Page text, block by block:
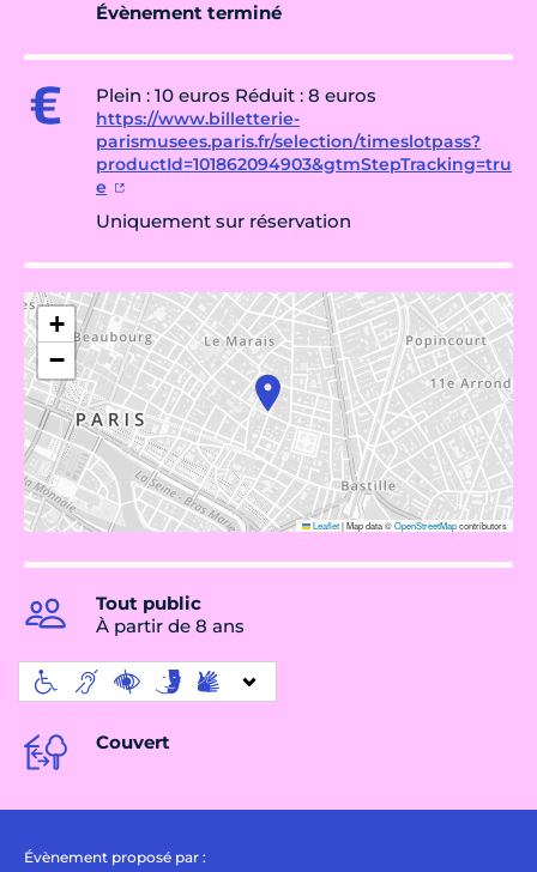
Évènement terminé
Plein : 10 euros Réduit : 8 euros
https://www.billetterie-
parismusees.paris.fr/selection/timeslotpass?
productId=101862094903&gtmStepTracking=tru
e
Uniquement sur réservation
+
−
Leaflet|Map data ©OpenStreetMapcontributors
Tout public
À partir de 8 ans
Couvert
Évènement proposé par :